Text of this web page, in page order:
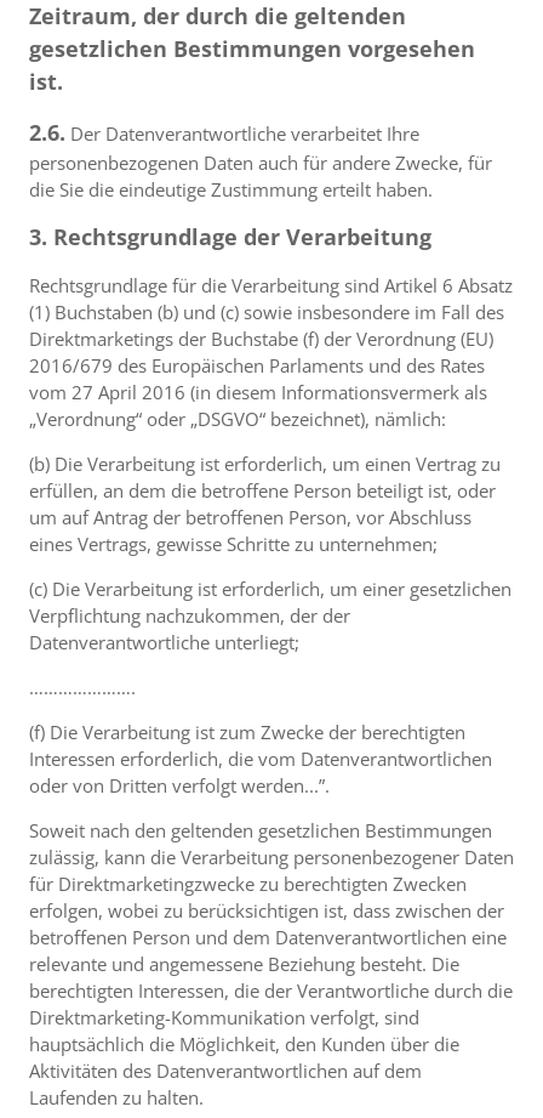
Zeitraum, der durch die geltenden
gesetzlichen Bestimmungen vorgesehen
ist.
2.6. Der Datenverantwortliche verarbeitet Ihre
personenbezogenen Daten auch für andere Zwecke, für
die Sie die eindeutige Zustimmung erteilt haben.
3. Rechtsgrundlage der Verarbeitung
Rechtsgrundlage für die Verarbeitung sind Artikel 6 Absatz
(1) Buchstaben (b) und (c) sowie insbesondere im Fall des
Direktmarketings der Buchstabe (f) der Verordnung (EU)
2016/679 des Europäischen Parlaments und des Rates
vom 27 April 2016 (in diesem Informationsvermerk als
„Verordnung“ oder „DSGVO“ bezeichnet), nämlich:
(b) Die Verarbeitung ist erforderlich, um einen Vertrag zu
erfüllen, an dem die betroffene Person beteiligt ist, oder
um auf Antrag der betroffenen Person, vor Abschluss
eines Vertrags, gewisse Schritte zu unternehmen;
(c) Die Verarbeitung ist erforderlich, um einer gesetzlichen
Verpflichtung nachzukommen, der der
Datenverantwortliche unterliegt;
………………….
(f) Die Verarbeitung ist zum Zwecke der berechtigten
Interessen erforderlich, die vom Datenverantwortlichen
oder von Dritten verfolgt werden...”.
Soweit nach den geltenden gesetzlichen Bestimmungen
zulässig, kann die Verarbeitung personenbezogener Daten
für Direktmarketingzwecke zu berechtigten Zwecken
erfolgen, wobei zu berücksichtigen ist, dass zwischen der
betroffenen Person und dem Datenverantwortlichen eine
relevante und angemessene Beziehung besteht. Die
berechtigten Interessen, die der Verantwortliche durch die
Direktmarketing-Kommunikation verfolgt, sind
hauptsächlich die Möglichkeit, den Kunden über die
Aktivitäten des Datenverantwortlichen auf dem
Laufenden zu halten.